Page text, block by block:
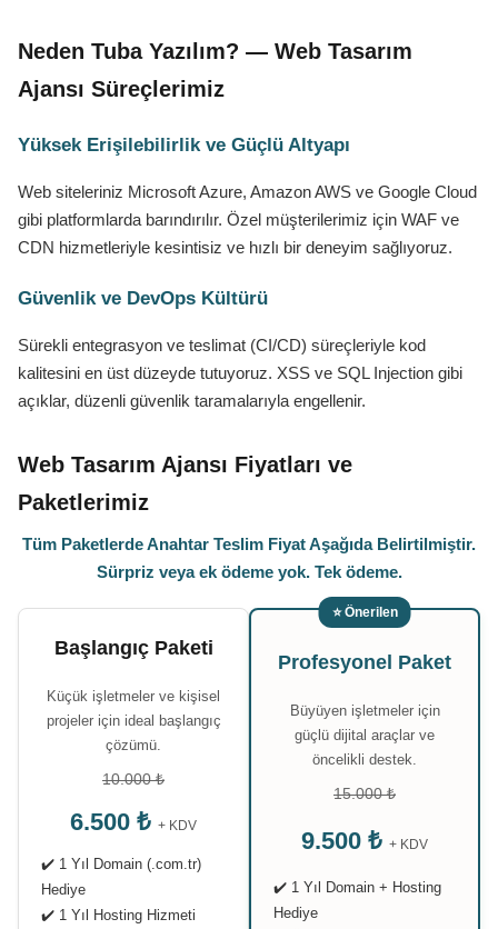
Neden Tuba Yazılım? — Web Tasarım
Ajansı Süreçlerimiz
Yüksek Erişilebilirlik ve Güçlü Altyapı
Web siteleriniz Microsoft Azure, Amazon AWS ve Google Cloud
gibi platformlarda barındırılır. Özel müşterilerimiz için WAF ve
CDN hizmetleriyle kesintisiz ve hızlı bir deneyim sağlıyoruz.
Güvenlik ve DevOps Kültürü
Sürekli entegrasyon ve teslimat (CI/CD) süreçleriyle kod
kalitesini en üst düzeyde tutuyoruz. XSS ve SQL Injection gibi
açıklar, düzenli güvenlik taramalarıyla engellenir.
Web Tasarım Ajansı Fiyatları ve
Paketlerimiz
Tüm Paketlerde Anahtar Teslim Fiyat Aşağıda Belirtilmiştir.
Sürpriz veya ek ödeme yok. Tek ödeme.
Başlangıç Paketi
Küçük işletmeler ve kişisel
projeler için ideal başlangıç
çözümü.
10.000 ₺
6.500 ₺ + KDV
✔️ 1 Yıl Domain (.com.tr)
Hediye
✔️ 1 Yıl Hosting Hizmeti
⭐ Önerilen
Profesyonel Paket
Büyüyen işletmeler için
güçlü dijital araçlar ve
öncelikli destek.
15.000 ₺
9.500 ₺ + KDV
✔️ 1 Yıl Domain + Hosting
Hediye